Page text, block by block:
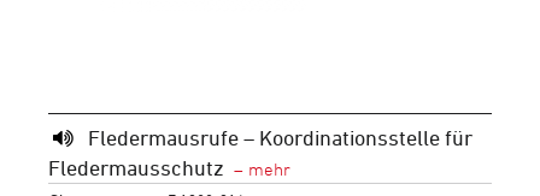
Fledermausrufe – Koordinationsstelle für
Fledermausschutz